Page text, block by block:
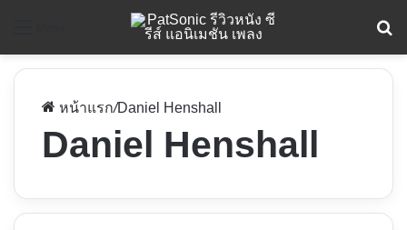
หน้าแรก/Daniel Henshall
Daniel Henshall